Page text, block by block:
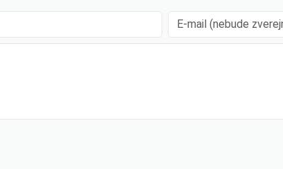
E-mail (nebude zverejnený)